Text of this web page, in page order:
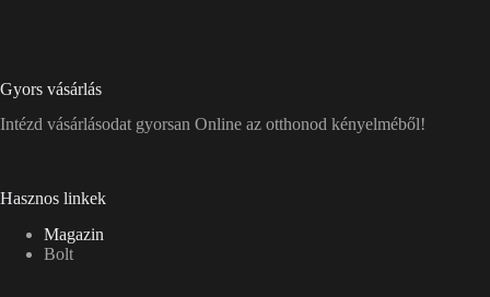
Gyors vásárlás
Intézd vásárlásodat gyorsan Online az otthonod kényelméből!
Hasznos linkek
Magazin
Bolt